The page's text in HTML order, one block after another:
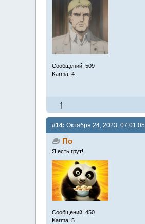
Сообщений: 509
Karma: 4
#14: Октября 24, 2023, 07:01:05
По
Я есть грут!
Сообщений: 450
Karma: 5